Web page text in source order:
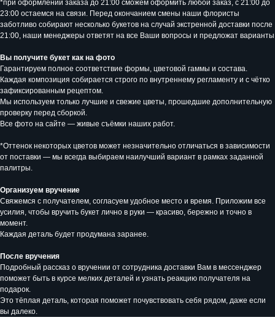
*при оформлении заказа до 21:00 сможем оформить любой заказ, с 21:00 до
23:00 остаемся на связи. Перед окончанием смены наши флористы
заботливо собирают несколько букетов на случай экстренной доставки после
21:00, наши менеджеры ответят на все Ваши вопросы и предложат варианты
Вы получите букет как на фото
Гарантируем полное соответствие формы, цветовой гаммы и состава.
Каждая композиция собирается строго по внутреннему регламенту и с чётко
зафиксированным рецептом.
Мы используем только лучшие и свежие цветы, прошедшие дополнительную
проверку перед сборкой.
Все фото на сайте — живые съёмки наших работ.
*Оттенок некоторых цветов может незначительно отличаться в зависимости
от поставки — мы всегда выбираем наилучший вариант в рамках заданной
палитры.
Организуем вручение
Свяжемся с получателем, согласуем удобное место и время. Приложим все
усилия, чтобы вручить букет лично в руки — красиво, бережно и точно в
момент.
Каждая деталь будет продумана заранее.
После вручения
Подробный рассказ о вручении от сотрудника доставки Вам в мессенджер
поможет быть в курсе мелких деталей и узнать реакцию получателя на
подарок.
Это тёплая деталь, которая поможет почувствовать себя рядом, даже если
вы далеко.